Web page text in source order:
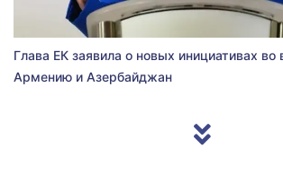
Глава ЕК заявила о новых инициативах во
Армению и Азербайджан